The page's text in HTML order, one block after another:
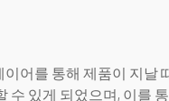
어를 통해 제품이 지날
있게 되었으며, 이를